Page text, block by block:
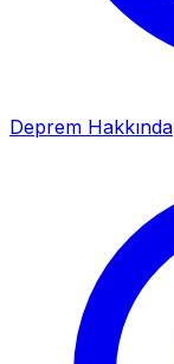
Deprem Hakkında